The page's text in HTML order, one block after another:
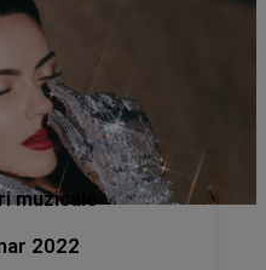
muzicale
2022